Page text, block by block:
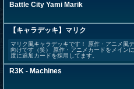
Battle City Yami Marik
【キャラデッキ】マリク
マリク風キャラデッキです！ 原作・アニメ風
向けです（笑） 原作・アニメカードをメイン
度に追加カードを採用してます。
R3K - Machines